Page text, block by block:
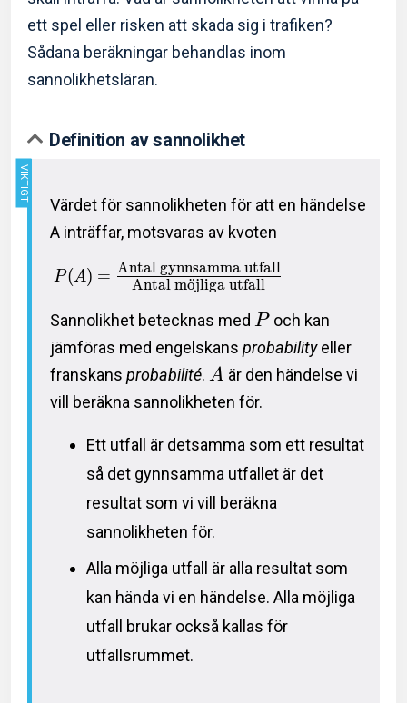
ett spel eller risken att skada sig i trafiken?
Sådana beräkningar behandlas inom
sannolikhetsläran.
Definition av sannolikhet
Värdet för sannolikheten för att en händelse
A inträffar, motsvaras av kvoten
P(A) = Antal mo
¨jliga utfall
Antal gynnsamma utfall
Sannolikhet betecknas med P och kan
jämföras med engelskans probabilityeller
franskans probabilité. A är den händelse vi
vill beräkna sannolikheten för.
Ett utfall är detsamma som ett resultat
så det gynnsamma utfallet är det
resultat som vi vill beräkna
sannolikheten för.
Alla möjliga utfall är alla resultat som
kan hända vi en händelse. Alla möjliga
utfall brukar också kallas för
utfallsrummet.